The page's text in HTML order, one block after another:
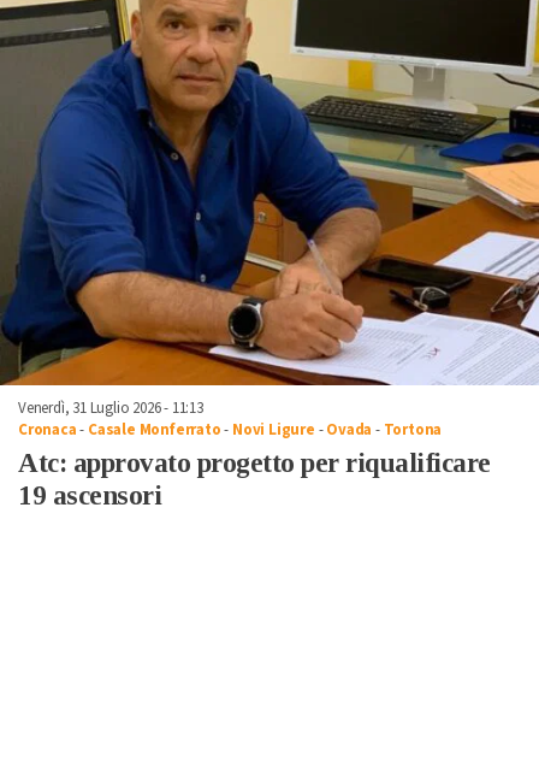
Venerdì, 31 Luglio 2026 - 11:13
Cronaca- Casale Monferrato- Novi Ligure -Ovada - Tortona
Atc: approvato progetto per riqualificare
19 ascensori